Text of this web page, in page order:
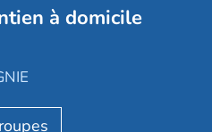
à domicile